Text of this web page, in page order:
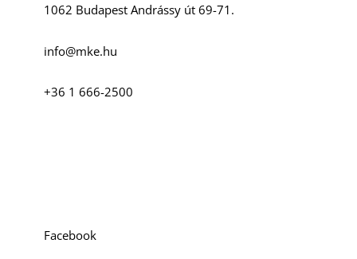
1062 Budapest Andrássy út 69-71.
info@mke.hu
+36 1 666-2500
Facebook